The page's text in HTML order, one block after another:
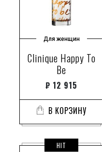
Для женщин
Clinique Happy To
Be
₽ 12 915
В КОРЗИНУ
HIT